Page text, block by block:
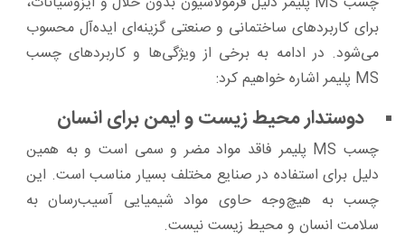
برای کاربردهای ساختمانی و صنعتی گزینه‌ای ایده‌آل محسوب
می‌شود. در ادامه به برخی از ویژگی‌ها و کاربردهای چسب
MS پلیمر اشاره خواهیم کرد:
دوستدار محیط زیست و ایمن برای انسان
چسب MS پلیمر فاقد مواد مضر و سمی است و به همین
دلیل برای استفاده در صنایع مختلف بسیار مناسب است. این
چسب به هیچ‌وجه حاوی مواد شیمیایی آسیب‌رسان به
سلامت انسان و محیط زیست نیست.